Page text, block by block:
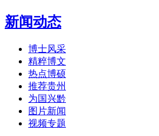
新闻动态
博士风采
精粹博文
热点博硕
推荐贵州
为国兴黔
图片新闻
视频专题